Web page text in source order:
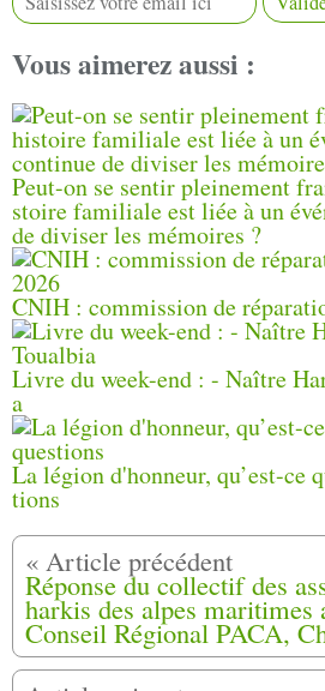
Vous aimerez aussi :
Peut-on se sentir pleinement
stoire familiale est liée à un
de diviser les mémoires ?
CNIH : commission de
Livre du week-end : - Naître
a
La légion d'honneur, qu’est-ce
tions
Réponse du collectif des
harkis des alpes maritimes
Conseil Régional PACA,